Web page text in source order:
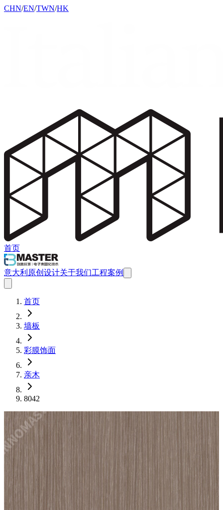
CHN/EN/TWN/HK
首页
意大利原创设计关于我们工程案例
首页
墙板
彩膜饰面
亲木
8042